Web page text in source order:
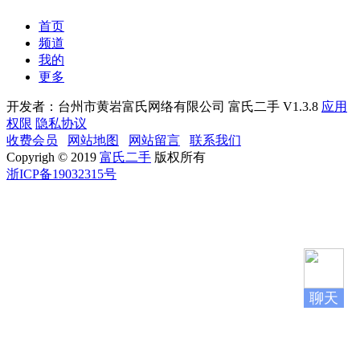
首页
频道
我的
更多
开发者：台州市黄岩富氏网络有限公司 富氏二手 V1.3.8 应用
权限 隐私协议
收费会员
网站地图 网站留言
联系我们
Copyrigh © 2019 富氏二手 版权所有
浙ICP备19032315号
聊天